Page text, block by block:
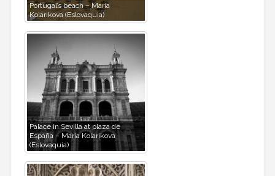
Portugal’s beach – Maria
Kolarikova (Eslovaquia)
Palace in Sevilla at plaza de
España – Maria Kolarikova
(Eslovaquia)